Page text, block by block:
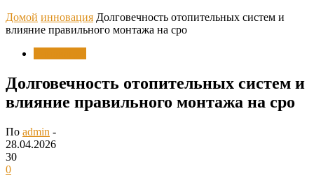
Домой инновация Долговечность отопительных систем и
влияние правильного монтажа на сро
Долговечность отопительных систем и
влияние правильного монтажа на сро
По admin -
28.04.2026
30
0